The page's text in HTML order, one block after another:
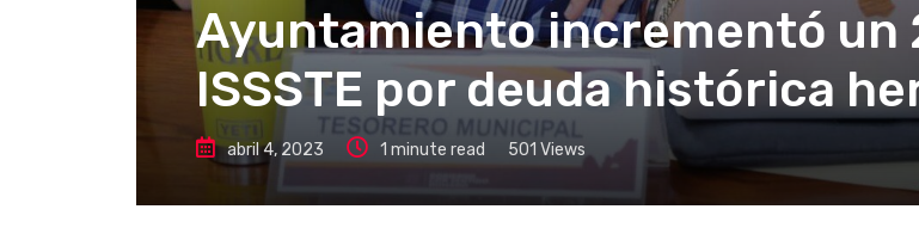
Ayuntamiento incrementó un
ISSSTE por deuda histórica
abril 4, 2023 1 minute read 501 Views